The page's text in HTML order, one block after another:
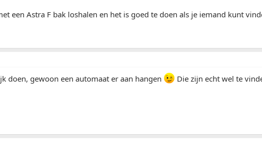
een Astra F bak loshalen en het is goed te doen als je iemand kunt
doen, gewoon een automaat er aan hangen Die zijn echt wel te